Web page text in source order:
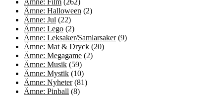
Ämne: Film (262)
Ämne: Halloween (2)
Ämne: Jul (22)
Ämne: Lego (2)
Ämne: Leksaker/Samlarsaker(9)
Ämne: Mat & Dryck (20)
Ämne: Megagame (2)
Ämne: Musik (59)
Ämne: Mystik (10)
Ämne: Nyheter(81)
Ämne: Pinball (8)